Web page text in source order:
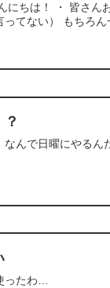
にちは！ ・ 皆さん
ってない） もちろ
んで日曜にやるん
ったわ…